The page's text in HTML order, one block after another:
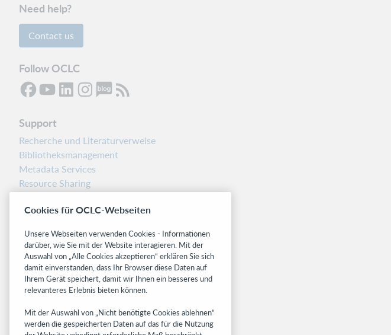
Need help?
Contact us
Follow OCLC
Support
Recherche und Literaturverweise
Bibliotheksmanagement
Metadata Services
Resource Sharing
Freigabemitteilungen
Related sites
OCLC.org
BibFormats
Research
WebJunction
Cookies für OCLC-Webseiten
Unsere Webseiten verwenden Cookies - Informationen
darüber, wie Sie mit der Website interagieren. Mit der
Auswahl von „Alle Cookies akzeptieren“ erklären Sie sich
damit einverstanden, dass Ihr Browser diese Daten auf
Ihrem Gerät speichert, damit wir Ihnen ein besseres und
relevanteres Erlebnis bieten können.
Mit der Auswahl von „Nicht benötigte Cookies ablehnen“
werden die gespeicherten Daten auf das für die Nutzung